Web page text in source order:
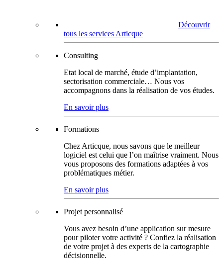
Découvrir
tous les services Articque
Consulting
Etat local de marché, étude d’implantation,
sectorisation commerciale… Nous vos
accompagnons dans la réalisation de vos études.
En savoir plus
Formations
Chez Articque, nous savons que le meilleur
logiciel est celui que l’on maîtrise vraiment. Nous
vous proposons des formations adaptées à vos
problématiques métier.
En savoir plus
Projet personnalisé
Vous avez besoin d’une application sur mesure
pour piloter votre activité ? Confiez la réalisation
de votre projet à des experts de la cartographie
décisionnelle.